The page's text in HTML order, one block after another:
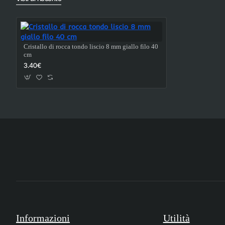
Cristallo di rocca tondo liscio 8 mm giallo filo 40
cm
3.40€
Informazioni Utilità